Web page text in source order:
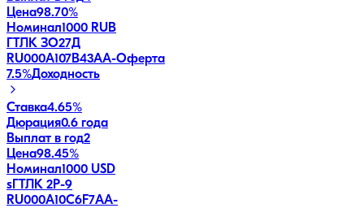
Цена98.70%
Номинал1000 RUB
ГТЛК ЗО27Д
RU000A107B43AA-Оферта
7.5%Доходность
Ставка4.65%
Дюрация0.6 года
Выплат в год2
Цена98.45%
Номинал1000 USD
sГТЛК 2P-9
RU000A10C6F7AA-